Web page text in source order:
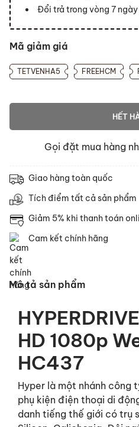
Đổi trả trong vòng 7
Mã giảm giá
TETVENHA5 FREEHCM
HẾT
Gọi đặt mua hàng
Giao hàng toàn quốc
Tích điểm tất cả sản phẩm
Giảm 5% khi thanh toán
Cam kết chính hãng
Mô tả sản phẩm
HD 1080p
HC437
Hyper là một nhánh công
phụ kiện điện thoại di
danh tiếng thế giới có trụ